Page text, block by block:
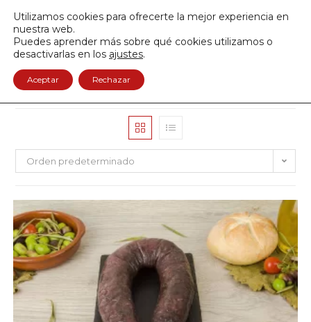
Envío GRATIS a partir de 50€
Orden predeterminado
Utilizamos cookies para ofrecerte la mejor experiencia en
nuestra web.
Puedes aprender más sobre qué cookies utilizamos o
desactivarlas en los ajustes.
Aceptar Rechazar